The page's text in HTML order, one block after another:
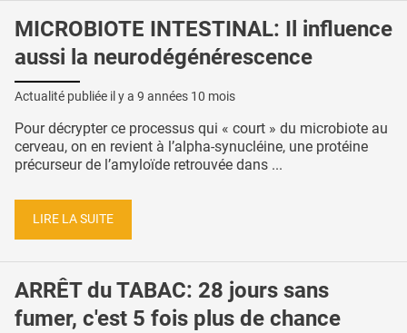
MICROBIOTE INTESTINAL: Il influence
aussi la neurodégénérescence
Actualité publiée il y a 9 années 10 mois
Pour décrypter ce processus qui « court » du microbiote au
cerveau, on en revient à l’alpha-synucléine, une protéine
précurseur de l’amyloïde retrouvée dans ...
LIRE LA SUITE
ARRÊT du TABAC: 28 jours sans
fumer, c'est 5 fois plus de chance